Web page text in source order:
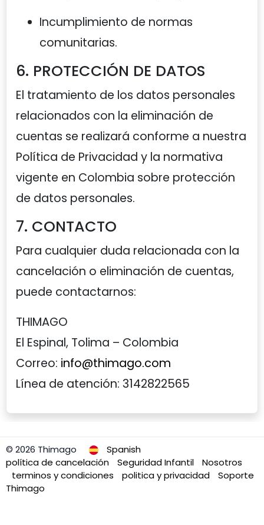
Incumplimiento de normas
comunitarias.
6. PROTECCIÓN DE DATOS
El tratamiento de los datos personales
relacionados con la eliminación de
cuentas se realizará conforme a nuestra
Política de Privacidad y la normativa
vigente en Colombia sobre protección
de datos personales.
7. CONTACTO
Para cualquier duda relacionada con la
cancelación o eliminación de cuentas,
puede contactarnos:
THIMAGO
El Espinal, Tolima – Colombia
Correo: info@thimago.com
Línea de atención: 3142822565
© 2026 Thimago
Spanish
política de cancelación
Seguridad Infantil
Nosotros
terminos y condiciones
politica y privacidad
Soporte
Thimago